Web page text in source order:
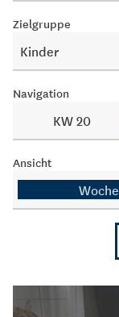
Zielgruppe
Kinder
Navigation
KW 20
Ansicht
Woche